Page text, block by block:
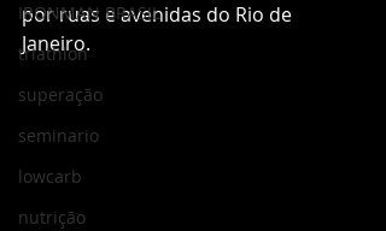
IRONMAN BRASIL
triathlon
superação
seminario
lowcarb
nutrição
por ruas e avenidas do Rio de
Janeiro.